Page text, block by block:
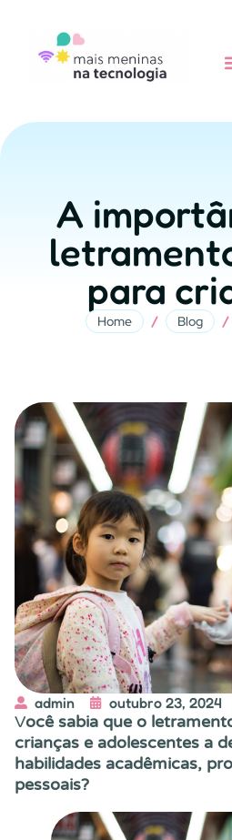
A
para
Home / Blog /
admin outubro 23, 2024
Você sabia que o
crianças e adolescentes a
habilidades acadêmicas,
pessoais?